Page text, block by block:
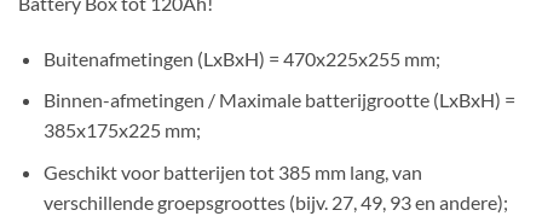
Buitenafmetingen (LxBxH) = 470x225x255 mm;
Binnen-afmetingen / Maximale batterijgrootte (LxBxH) =
385x175x225 mm;
Geschikt voor batterijen tot 385 mm lang, van
verschillende groepsgroottes (bijv. 27, 49, 93 en andere);